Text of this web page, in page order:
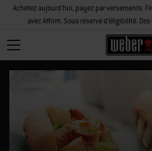
Achetez aujourd'hui, payez par versements.
avec Affirm. Sous réserve d’éligibilité.